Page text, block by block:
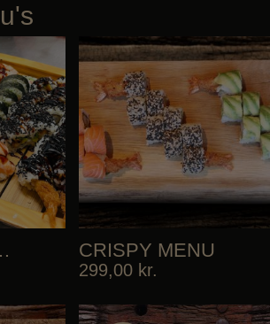
CRISPY MENU
299,00 kr.